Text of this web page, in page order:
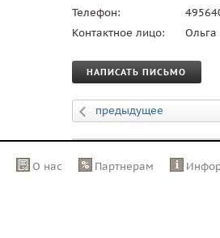
Телефон:
Контактное лицо:
Ольга
НАПИСАТЬ ПИСЬМО
предыдущее
О нас Партнерам